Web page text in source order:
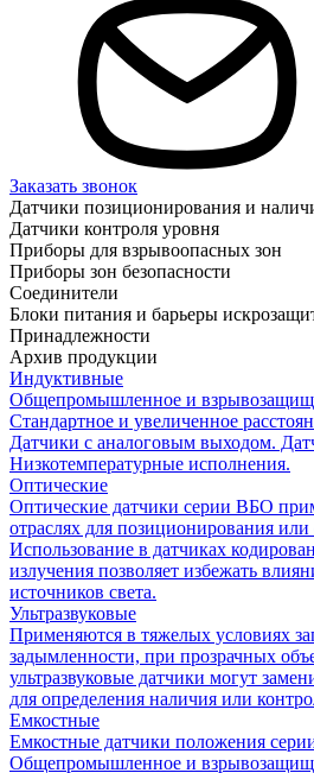
Заказать звонок
Датчики позиционирования и
Датчики контроля уровня
Приборы для взрывоопасных зон
Приборы зон безопасности
Соединители
Блоки питания и барьеры
Принадлежности
Архив продукции
Индуктивные
Общепромышленное и
Стандартное и увеличенное
Датчики с аналоговым выходом.
Низкотемпературные исполнения.
Оптические
Оптические датчики серии ВБО
отраслях для позиционирования или
Использование в датчиках
излучения позволяет избежать
источников света.
Ультразвуковые
Применяются в тяжелых условиях
задымленности, при прозрачных
ультразвуковые датчики могут
для определения наличия или
Емкостные
Емкостные датчики положения
Общепромышленное и